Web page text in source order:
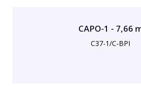
CAPO-1 - 7,66
C37-1/C-BPI